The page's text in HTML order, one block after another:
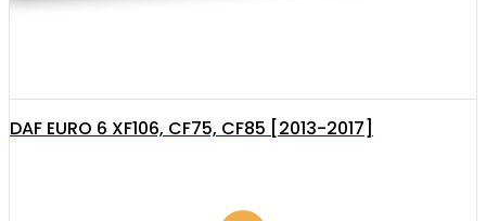
DAF EURO 6 XF106, CF75, CF85 [2013-2017]